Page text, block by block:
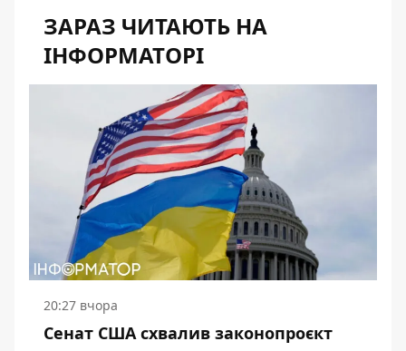
ЗАРАЗ ЧИТАЮТЬ НА
ІНФОРМАТОРІ
20:27 вчора
Сенат США схвалив законопроєкт